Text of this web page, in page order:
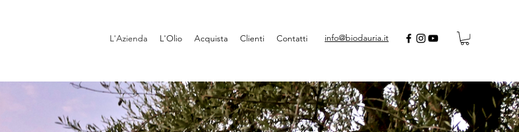
L'Azienda L'Olio Acquista Clienti Contatti info@biodauria.it